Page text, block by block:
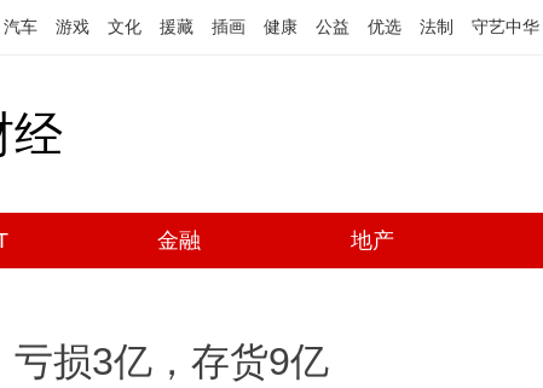
汽车 游戏 文化 援藏 插画 健康 公益 优选 法制 守艺中华
经
金融 地产
亏损3亿，存货9亿